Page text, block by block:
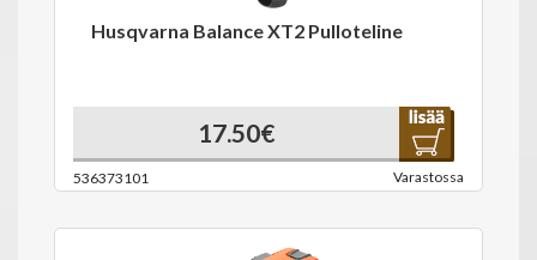
Husqvarna Balance XT2 Pulloteline
17.50€
536373101 Varastossa